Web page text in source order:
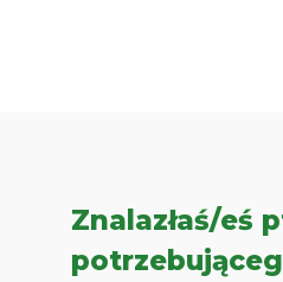
Znalazłaś/eś